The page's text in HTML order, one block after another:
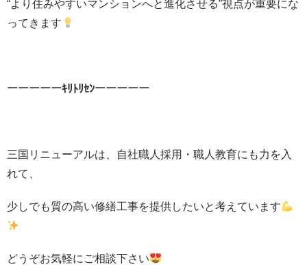
“より住みやすいマンションへと進化させる”視点が重要にな
ってきます
ーーーーーｷﾘﾄﾘｾﾝーーーーー
三国リニューアルは、自社職人採用・職人教育にも力を入
れて、
少しでも質の高い修繕工事を提供したいと考えています
どうぞお気軽にご相談下さい